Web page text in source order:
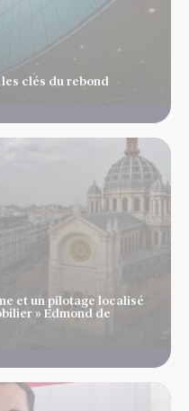
clés du rebond
et un pilotage localisé
» Edmond de